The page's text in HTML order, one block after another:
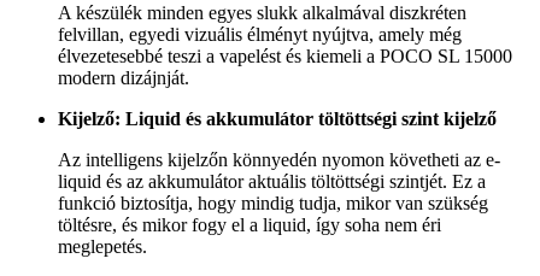
A készülék minden egyes slukk alkalmával diszkréten
felvillan, egyedi vizuális élményt nyújtva, amely még
élvezetesebbé teszi a vapelést és kiemeli a POCO SL 15000
modern dizájnját.
Kijelző: Liquid és akkumulátor töltöttségi szint kijelző
Az intelligens kijelzőn könnyedén nyomon követheti az e-
liquid és az akkumulátor aktuális töltöttségi szintjét. Ez a
funkció biztosítja, hogy mindig tudja, mikor van szükség
töltésre, és mikor fogy el a liquid, így soha nem éri
meglepetés.